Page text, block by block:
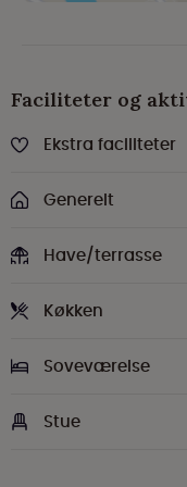
Faciliteter og
Ekstra faciliteter
Generelt
Have/terrasse
Køkken
Soveværelse
Stue